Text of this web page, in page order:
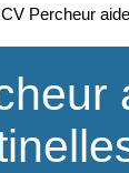
CV Percheur